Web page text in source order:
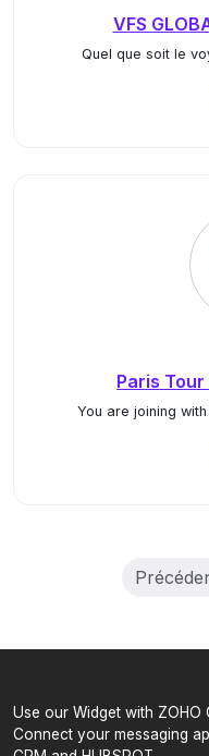
VFS
Quel que soit le
Paris
You are joining
Use our Widget with ZOHO
Connect your messaging